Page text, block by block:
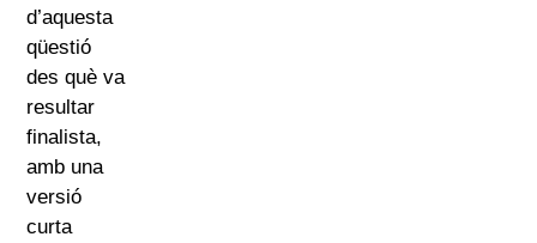
d’aquesta
qüestió
des què va
resultar
finalista,
amb una
versió
curta